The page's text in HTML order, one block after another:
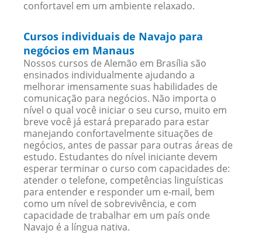
confortavel em um ambiente relaxado.
Cursos individuais de Navajo para
negócios em Manaus
Nossos cursos de Alemão em Brasília são
ensinados individualmente ajudando a
melhorar imensamente suas habilidades de
comunicação para negócios. Não importa o
nível o qual você iniciar o seu curso, muito em
breve você já estará preparado para estar
manejando confortavelmente situações de
negócios, antes de passar para outras áreas de
estudo. Estudantes do nível iniciante devem
esperar terminar o curso com capacidades de:
atender o telefone, competências linguísticas
para entender e responder um e-mail, bem
como um nível de sobrevivência, e com
capacidade de trabalhar em um país onde
Navajo é a língua nativa.